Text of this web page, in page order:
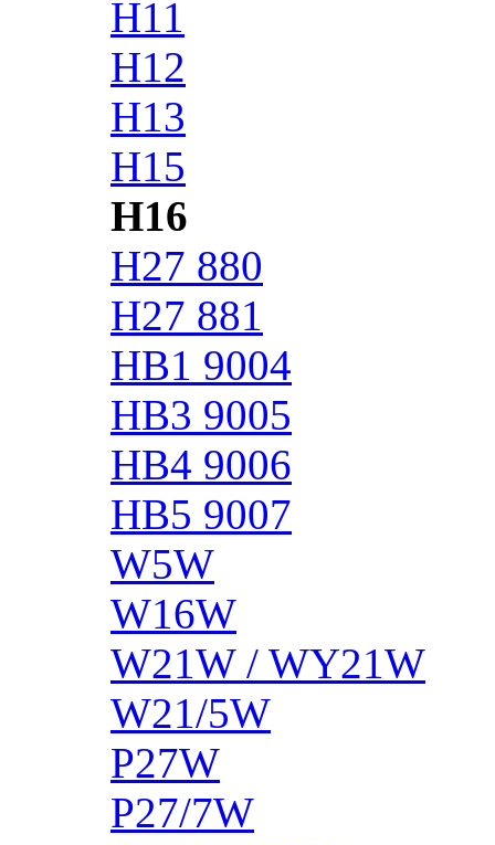
H11
H12
H13
H15
H16
H27 880
H27 881
HB1 9004
HB3 9005
HB4 9006
HB5 9007
W5W
W16W
W21W / WY21W
W21/5W
P27W
P27/7W